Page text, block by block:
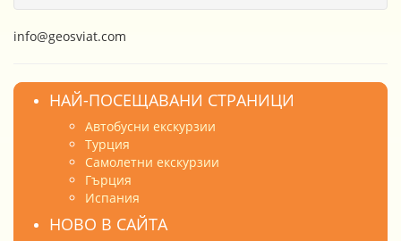
info@geosviat.com
НАЙ-ПОСЕЩАВАНИ СТРАНИЦИ
Автобусни екскурзии
Турция
Самолетни екскурзии
Гърция
Испания
НОВО В САЙТА